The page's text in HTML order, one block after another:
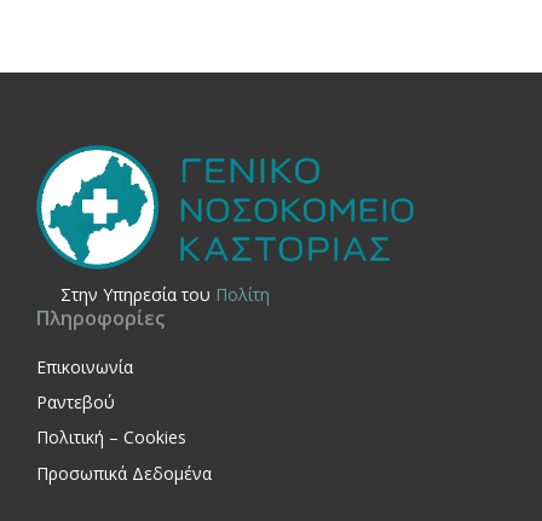
Στην Yπηρεσία του Πολίτη
Πληροφορίες
Επικοινωνία
Ραντεβού
Πολιτική – Cookies
Προσωπικά Δεδομένα